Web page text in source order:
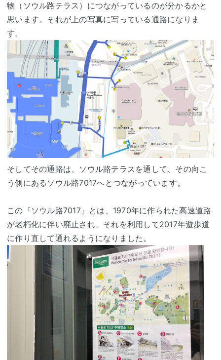
物（ソウル路テラス）につながっているのが分かるかと
思います。それが上の写真に写っている通路になりま
す。
そしてその通路は、ソウル路テラスを通して、その向こ
う側にあるソウル路7017へとつながっています。
この『ソウル路7017』とは、1970年に作られた高速道路
が老朽化に伴い廃止され、それを利用して2017年遊歩道
に作り直して通れるようになりました。